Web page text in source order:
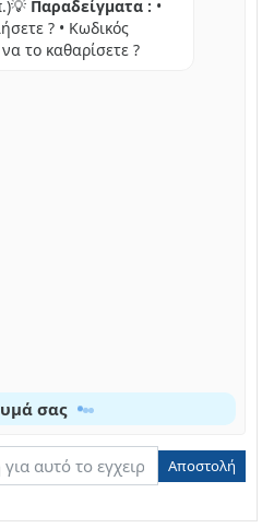
Παραδείγματα : •
? • Κωδικός
το καθαρίσετε ?
σας
Αποστολή